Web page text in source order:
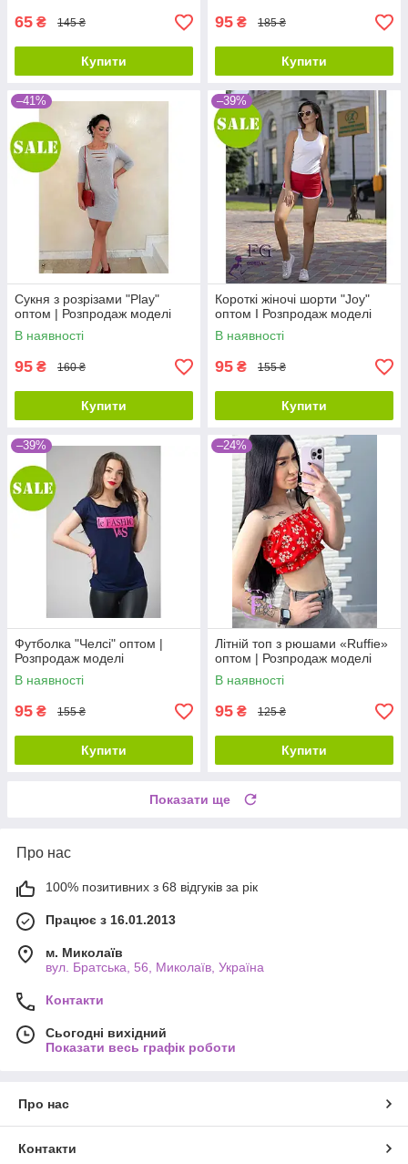
65 ₴ 145 ₴
Купити
95 ₴ 185 ₴
Купити
–41%
Сукня з розрізами "Play"
оптом | Розпродаж моделі
В наявності
95 ₴ 160 ₴
Купити
–39%
Короткі жіночі шорти "Joy"
оптом I Розпродаж моделі
В наявності
95 ₴ 155 ₴
Купити
–39%
Футболка "Челсі" оптом |
Розпродаж моделі
В наявності
95 ₴ 155 ₴
Купити
–24%
Літній топ з рюшами «Ruffie»
оптом | Розпродаж моделі
В наявності
95 ₴ 125 ₴
Купити
Показати ще
Про нас
100% позитивних з 68 відгуків за рік
Працює з 16.01.2013
м. Миколаїв
вул. Братська, 56, Миколаїв, Україна
Контакти
Сьогодні вихідний
Показати весь графік роботи
Про нас
Контакти